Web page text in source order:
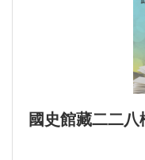
國史館藏二二八